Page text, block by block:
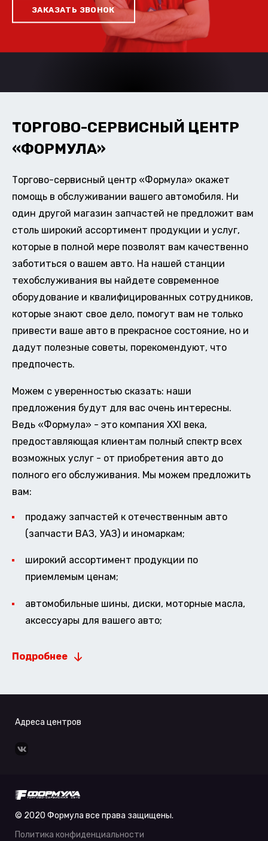
ЗАКАЗАТЬ ЗВОНОК
ТОРГОВО-СЕРВИСНЫЙ ЦЕНТР
«ФОРМУЛА»
Торгово-сервисный центр «Формула» окажет
помощь в обслуживании вашего автомобиля. Ни
один другой магазин запчастей не предложит вам
столь широкий ассортимент продукции и услуг,
которые в полной мере позволят вам качественно
заботиться о вашем авто. На нашей станции
техобслуживания вы найдете современное
оборудование и квалифицированных сотрудников,
которые знают свое дело, помогут вам не только
привести ваше авто в прекрасное состояние, но и
дадут полезные советы, порекомендуют, что
предпочесть.
Можем с уверенностью сказать: наши
предложения будут для вас очень интересны.
Ведь «Формула» - это компания XXI века,
предоставляющая клиентам полный спектр всех
возможных услуг - от приобретения авто до
полного его обслуживания. Мы можем предложить
вам:
продажу запчастей к отечественным авто
(запчасти ВАЗ, УАЗ) и иномаркам;
широкий ассортимент продукции по
приемлемым ценам;
автомобильные шины, диски, моторные масла,
аксессуары для вашего авто;
Подробнее
Адреса центров
© 2020 Формула все права защищены.
Политика конфиденциальности